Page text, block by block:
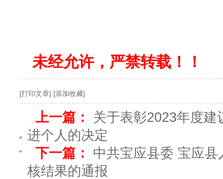
未经允许，严禁转载！！
[打印文章] [添加收藏]
上一篇：
关于表彰2023年度
进个人的决定
下一篇：
中共宝应县委 宝应
核结果的通报